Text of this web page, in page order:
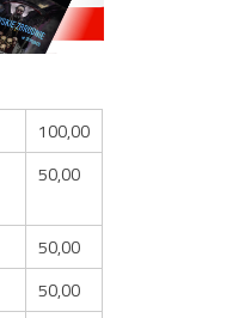
100,00
50,00
50,00
50,00